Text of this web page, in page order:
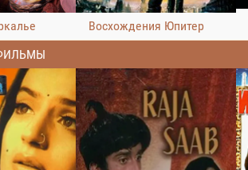
Восхождения Юпитер